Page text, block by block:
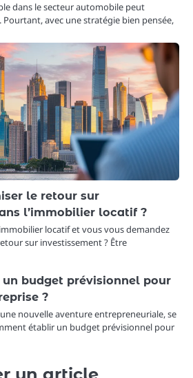
dans le secteur automobile peut
avec une stratégie bien pensée,
le retour sur
l’immobilier locatif ?
locatif et vous vous demandez
sur investissement ? Être
budget prévisionnel pour
?
une nouvelle aventure entrepreneuriale, se
établir un budget prévisionnel pour